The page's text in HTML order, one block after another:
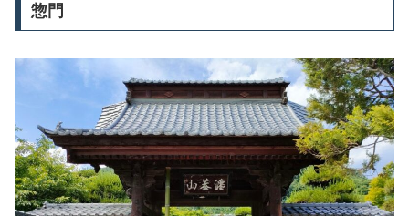
惣門